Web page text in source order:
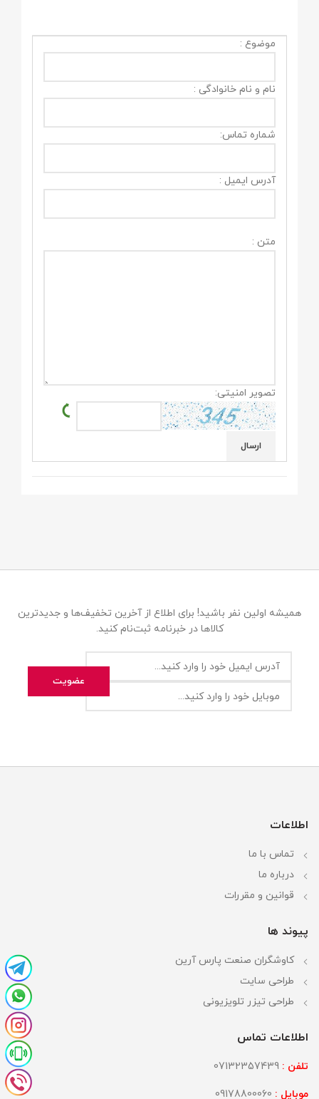
موضوع :
نام و نام خانوادگی :
شماره تماس:
آدرس ایمیل :
متن :
تصویر امنیتی:
همیشه اولین نفر باشید! برای اطلاع از آخرین تخفیف‌ها و جدیدترین
کالاها در خبرنامه ثبت‌نام کنید.
اطلاعات
تماس با ما
درباره ما
قوانین و مقررات
پیوند ها
کاوشگران صنعت پارس آرین
طراحی سایت
طراحی تیزر تلویزیونی
اطلاعات تماس
تلفن :
موبایل :